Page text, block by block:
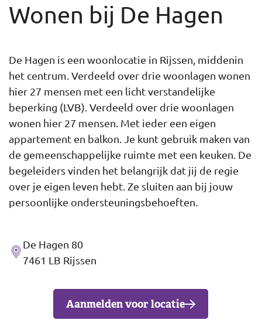
Wonen bij De Hagen
De Hagen is een woonlocatie in Rijssen, middenin
het centrum. Verdeeld over drie woonlagen wonen
hier 27 mensen met een licht verstandelijke
beperking (LVB). Verdeeld over drie woonlagen
wonen hier 27 mensen. Met ieder een eigen
appartement en balkon. Je kunt gebruik maken van
de gemeenschappelijke ruimte met een keuken. De
begeleiders vinden het belangrijk dat jij de regie
over je eigen leven hebt. Ze sluiten aan bij jouw
persoonlijke ondersteuningsbehoeften.
Adres
De Hagen 80
7461 LB Rijssen
Aanmelden voor locatie